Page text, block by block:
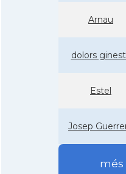
Arnau
dolors
Estel
Josep
més